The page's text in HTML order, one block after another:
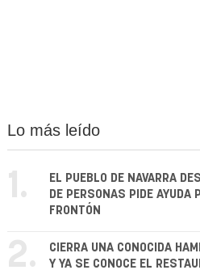
Lo más leído
1.
EL PUEBLO DE NAVARRA
DE PERSONAS PIDE AYUDA
FRONTÓN
2.
CIERRA UNA CONOCIDA
Y YA SE CONOCE EL